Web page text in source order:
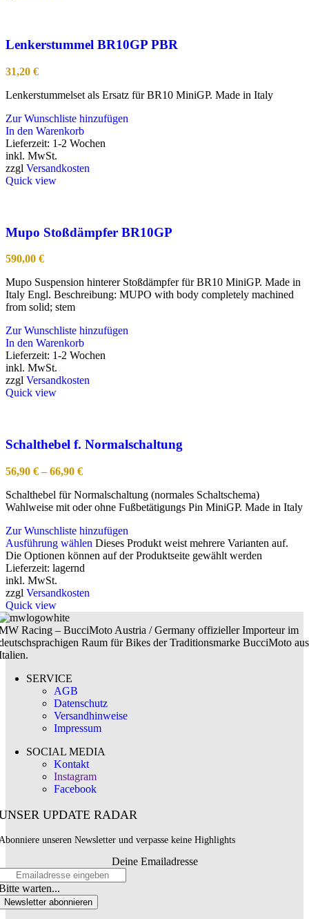
Lenkerstummel BR10GP PBR
31,20 €
Lenkerstummelset als Ersatz für BR10 MiniGP. Made in Italy
Zur Wunschliste hinzufügen
In den Warenkorb
Lieferzeit: 1-2 Wochen
inkl. MwSt.
zzgl Versandkosten
Quick view
Mupo Stoßdämpfer BR10GP
590,00 €
Mupo Suspension hinterer Stoßdämpfer für BR10 MiniGP. Made in
Italy Engl. Beschreibung: MUPO with body completely machined
from solid; stem
Zur Wunschliste hinzufügen
In den Warenkorb
Lieferzeit: 1-2 Wochen
inkl. MwSt.
zzgl Versandkosten
Quick view
Schalthebel f. Normalschaltung
56,90 €–66,90 €
Schalthebel für Normalschaltung (normales Schaltschema)
Wahlweise mit oder ohne Fußbetätigungs Pin MiniGP. Made in Italy
Zur Wunschliste hinzufügen
Ausführung wählen Dieses Produkt weist mehrere Varianten auf.
Die Optionen können auf der Produktseite gewählt werden
Lieferzeit: lagernd
inkl. MwSt.
zzgl Versandkosten
Quick view
Racing – BucciMoto Austria / Germany offizieller Importeur im
Raum für Bikes der Traditionsmarke BucciMoto aus
SERVICE
AGB
Datenschutz
Versandhinweise
Impressum
SOCIAL MEDIA
Kontakt
Instagram
Facebook
UPDATE RADAR
unseren Newsletter und verpasse keine Highlights
Deine Emailadresse
warten...
Newsletter abonnieren